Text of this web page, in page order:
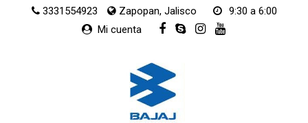
3331554923 Zapopan, Jalisco
9:30 a 6:00
Mi cuenta